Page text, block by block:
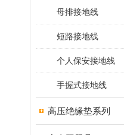
母排接地线
短路接地线
个人保安接地线
手握式接地线
高压绝缘垫系列